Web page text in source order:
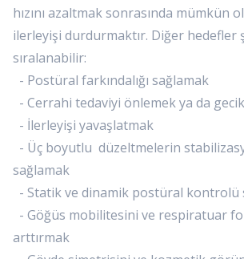
hızını azaltmak sonrasında mümkün
ilerleyişi durdurmaktır. Diğer hedefler
sıralanabilir:
- Postüral farkındalığı sağlamak
- Cerrahi tedaviyi önlemek ya da
- İlerleyişi yavaşlatmak
- Üç boyutlu düzeltmelerin
sağlamak
- Statik ve dinamik postüral kontrolü
- Göğüs mobilitesini ve respiratuar
arttırmak